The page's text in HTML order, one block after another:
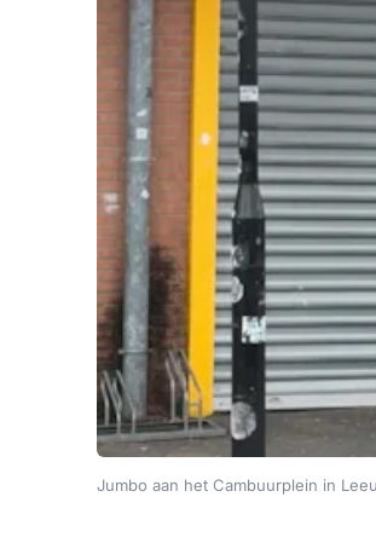
Jumbo aan het Cambuurplein in